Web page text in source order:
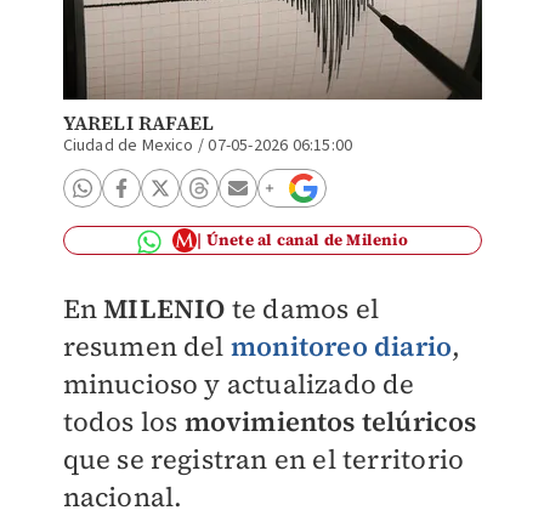
YARELI RAFAEL
Ciudad de Mexico /07-05-2026 06:15:00
Únete al canal de Milenio
EnMILENIO te damos el
resumen del monitoreo diario,
minucioso y actualizado de
todos los movimientos telúricos
que se registran en el territorio
nacional.